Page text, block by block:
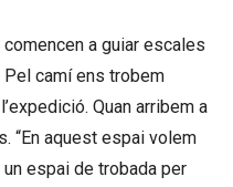
comencen a guiar escales
camí ens trobem
Quan arribem a
“En aquest espai volem
espai de trobada per